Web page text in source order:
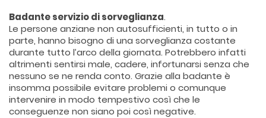
Badante servizio di sorveglianza.
Le persone anziane non autosufficienti, in tutto o in
parte, hanno bisogno di una sorveglianza costante
durante tutto l’arco della giornata. Potrebbero infatti
altrimenti sentirsi male, cadere, infortunarsi senza che
nessuno se ne renda conto. Grazie alla badante è
insomma possibile evitare problemi o comunque
intervenire in modo tempestivo così che le
conseguenze non siano poi così negative.